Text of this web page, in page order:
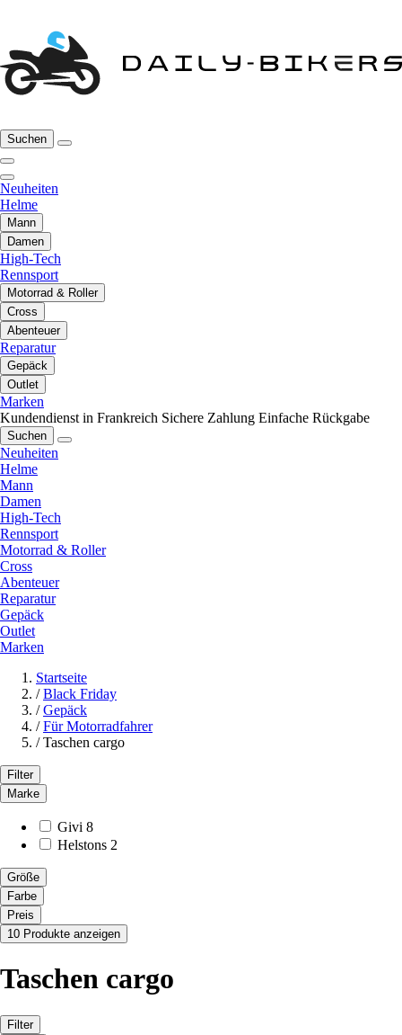
Suchen
Neuheiten
Helme
Mann
Damen
High-Tech
Rennsport
Motorrad & Roller
Cross
Abenteuer
Reparatur
Gepäck
Outlet
Marken
Kundendienst in Frankreich Sichere Zahlung Einfache Rückgabe
Suchen
Neuheiten
Helme
Mann
Damen
High-Tech
Rennsport
Motorrad & Roller
Cross
Abenteuer
Reparatur
Gepäck
Outlet
Marken
Startseite
/ Black Friday
/ Gepäck
/ Für Motorradfahrer
/ Taschen cargo
Filter
Marke
Givi 8
Helstons 2
Größe
Farbe
Preis
10 Produkte anzeigen
Taschen cargo
Filter